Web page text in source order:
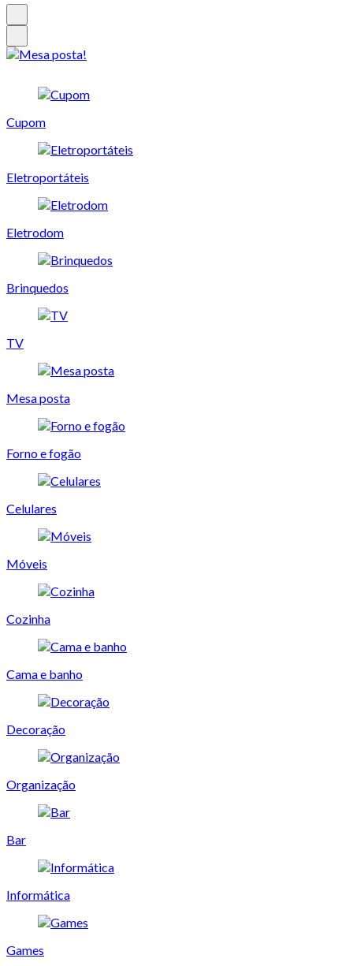
Cupom
Eletroportáteis
Eletrodom
Brinquedos
TV
Mesa posta
Forno e fogão
Celulares
Móveis
Cozinha
Cama e banho
Decoração
Organização
Bar
Informática
Games